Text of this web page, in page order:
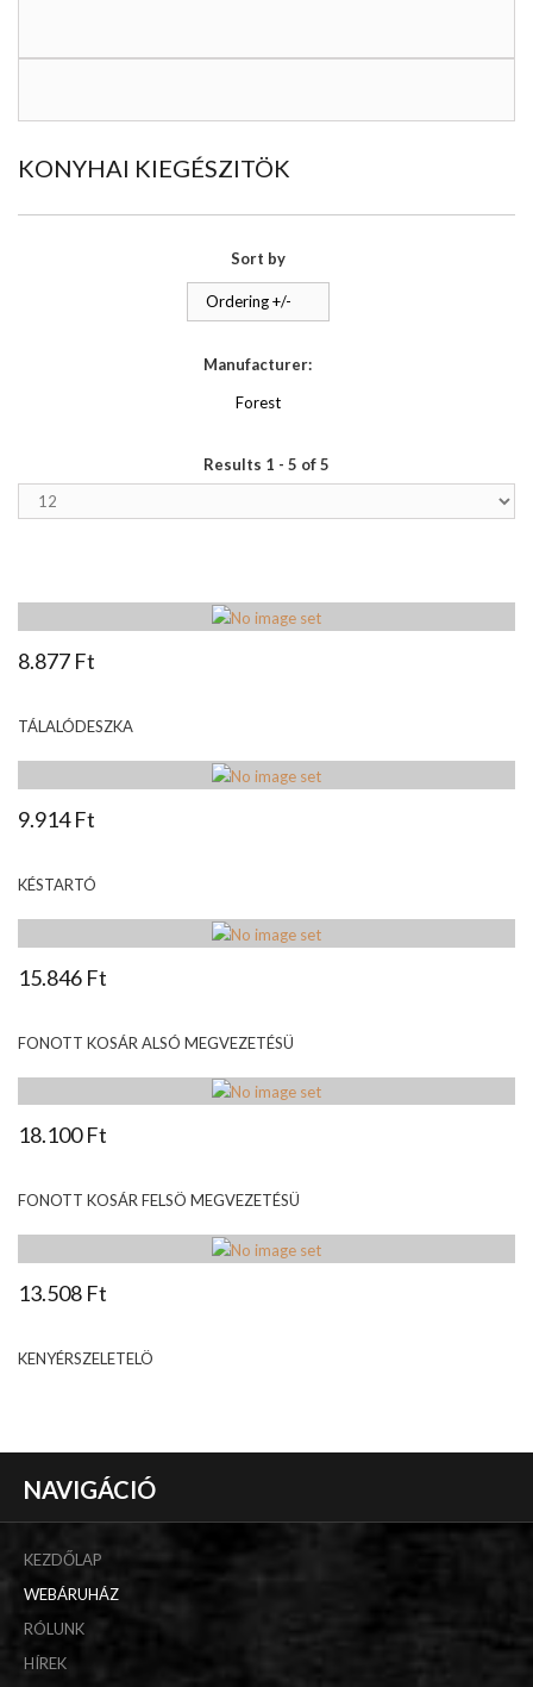
KONYHAI KIEGÉSZITÖK
Sort by
Ordering +/-
Manufacturer:
Forest
Results 1 - 5 of 5
8.877 Ft
TÁLALÓDESZKA
9.914 Ft
KÉSTARTÓ
15.846 Ft
FONOTT KOSÁR ALSÓ MEGVEZETÉSÜ
18.100 Ft
FONOTT KOSÁR FELSÖ MEGVEZETÉSÜ
13.508 Ft
KENYÉRSZELETELÖ
NAVIGÁCIÓ
KEZDŐLAP
WEBÁRUHÁZ
RÓLUNK
HÍREK